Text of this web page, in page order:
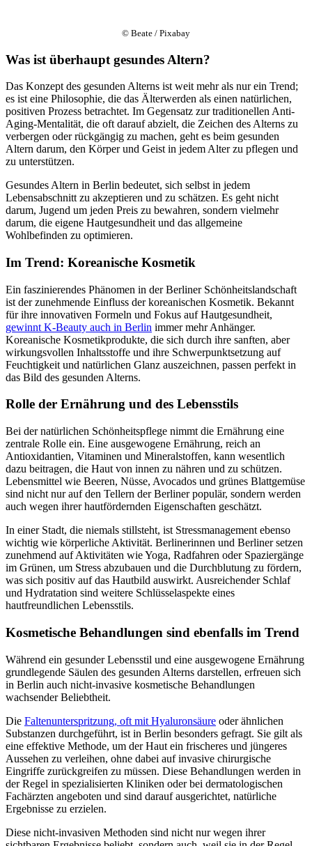
© Beate / Pixabay
Was ist überhaupt gesundes Altern?
Das Konzept des gesunden Alterns ist weit mehr als nur ein Trend;
es ist eine Philosophie, die das Älterwerden als einen natürlichen,
positiven Prozess betrachtet. Im Gegensatz zur traditionellen Anti-
Aging-Mentalität, die oft darauf abzielt, die Zeichen des Alterns zu
verbergen oder rückgängig zu machen, geht es beim gesunden
Altern darum, den Körper und Geist in jedem Alter zu pflegen und
zu unterstützen.
Gesundes Altern in Berlin bedeutet, sich selbst in jedem
Lebensabschnitt zu akzeptieren und zu schätzen. Es geht nicht
darum, Jugend um jeden Preis zu bewahren, sondern vielmehr
darum, die eigene Hautgesundheit und das allgemeine
Wohlbefinden zu optimieren.
Im Trend: Koreanische Kosmetik
Ein faszinierendes Phänomen in der Berliner Schönheitslandschaft
ist der zunehmende Einfluss der koreanischen Kosmetik. Bekannt
für ihre innovativen Formeln und Fokus auf Hautgesundheit,
gewinnt K-Beauty auch in Berlin immer mehr Anhänger.
Koreanische Kosmetikprodukte, die sich durch ihre sanften, aber
wirkungsvollen Inhaltsstoffe und ihre Schwerpunktsetzung auf
Feuchtigkeit und natürlichen Glanz auszeichnen, passen perfekt in
das Bild des gesunden Alterns.
Rolle der Ernährung und des Lebensstils
Bei der natürlichen Schönheitspflege nimmt die Ernährung eine
zentrale Rolle ein. Eine ausgewogene Ernährung, reich an
Antioxidantien, Vitaminen und Mineralstoffen, kann wesentlich
dazu beitragen, die Haut von innen zu nähren und zu schützen.
Lebensmittel wie Beeren, Nüsse, Avocados und grünes Blattgemüse
sind nicht nur auf den Tellern der Berliner populär, sondern werden
auch wegen ihrer hautfördernden Eigenschaften geschätzt.
In einer Stadt, die niemals stillsteht, ist Stressmanagement ebenso
wichtig wie körperliche Aktivität. Berlinerinnen und Berliner setzen
zunehmend auf Aktivitäten wie Yoga, Radfahren oder Spaziergänge
im Grünen, um Stress abzubauen und die Durchblutung zu fördern,
was sich positiv auf das Hautbild auswirkt. Ausreichender Schlaf
und Hydratation sind weitere Schlüsselaspekte eines
hautfreundlichen Lebensstils.
Kosmetische Behandlungen sind ebenfalls im Trend
Während ein gesunder Lebensstil und eine ausgewogene Ernährung
grundlegende Säulen des gesunden Alterns darstellen, erfreuen sich
in Berlin auch nicht-invasive kosmetische Behandlungen
wachsender Beliebtheit.
Die Faltenunterspritzung, oft mit Hyaluronsäure oder ähnlichen
Substanzen durchgeführt, ist in Berlin besonders gefragt. Sie gilt als
eine effektive Methode, um der Haut ein frischeres und jüngeres
Aussehen zu verleihen, ohne dabei auf invasive chirurgische
Eingriffe zurückgreifen zu müssen. Diese Behandlungen werden in
der Regel in spezialisierten Kliniken oder bei dermatologischen
Fachärzten angeboten und sind darauf ausgerichtet, natürliche
Ergebnisse zu erzielen.
Diese nicht-invasiven Methoden sind nicht nur wegen ihrer